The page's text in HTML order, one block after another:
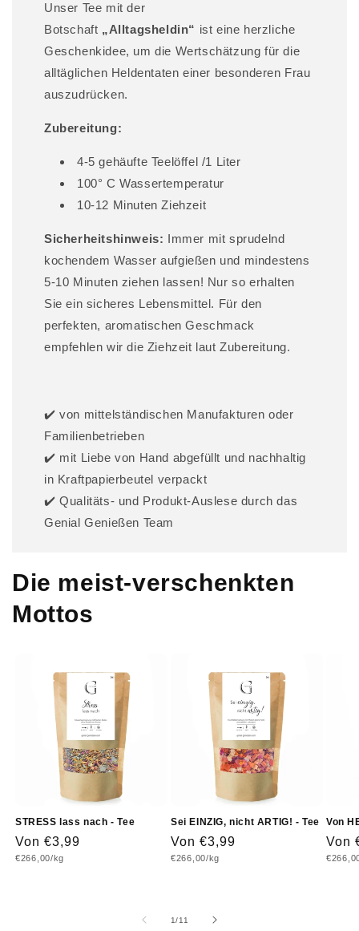
Unser Tee mit der
Botschaft „Alltagsheldin“ ist eine herzliche
Geschenkidee, um die Wertschätzung für die
alltäglichen Heldentaten einer besonderen Frau
auszudrücken.
Zubereitung:
4-5 gehäufte Teelöffel /1 Liter
100° C Wassertemperatur
10-12 Minuten Ziehzeit
Sicherheitshinweis: Immer mit sprudelnd
kochendem Wasser aufgießen und mindestens
5-10 Minuten ziehen lassen! Nur so erhalten
Sie ein sicheres Lebensmittel. Für den
perfekten, aromatischen Geschmack
empfehlen wir die Ziehzeit laut Zubereitung.
✔️ von mittelständischen Manufakturen oder
Familienbetrieben
✔️ mit Liebe von Hand abgefüllt und nachhaltig
in Kraftpapierbeutel verpackt
✔️ Qualitäts- und Produkt-Auslese durch das
Genial Genießen Team
Die meist-verschenkten
Mottos
STRESS lass nach - Tee
Normaler
Preis
Von €3,99
Grundpreis
€266,00/kg
Sei EINZIG, nicht ARTIG! - Tee
Normaler
Preis
Von €3,99
Grundpreis
€266,00/kg
Von
Preis
Von
1/von
11